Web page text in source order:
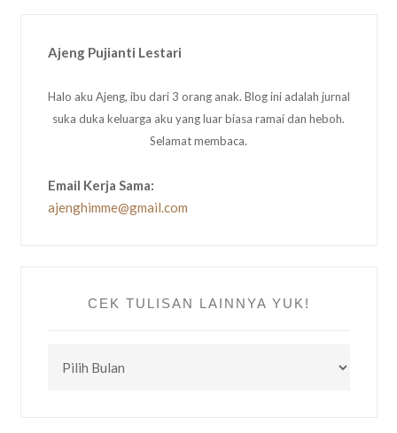
Ajeng Pujianti Lestari
Halo aku Ajeng, ibu dari 3 orang anak. Blog ini adalah jurnal
suka duka keluarga aku yang luar biasa ramai dan heboh.
Selamat membaca.
Email Kerja Sama:
ajenghimme@gmail.com
CEK TULISAN LAINNYA YUK!
TULISAN